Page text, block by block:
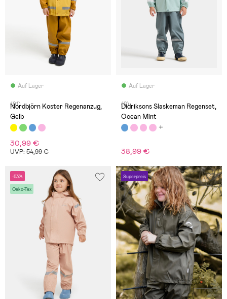
Auf Lager
(91)
Nordbjörn Koster Regenanzug,
Gelb
30,99 €
UVP: 54,99 €
Auf Lager
(2)
Didriksons Slaskeman Regenset,
Ocean Mint
38,99 €
-53%
Oeko-Tex
Superpreis